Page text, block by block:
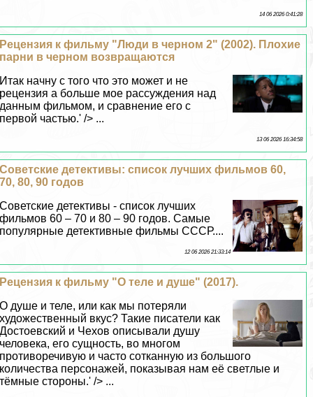
14 06 2026 0:41:28
Рецензия к фильму "Люди в черном 2" (2002). Плохие
парни в черном возвращаются
Итак начну с того что это может и не
рецензия а больше мое рассуждения над
данным фильмом, и сравнение его с
первой частью.' /> ...
13 06 2026 16:34:58
Советские детективы: список лучших фильмов 60,
70, 80, 90 годов
Советские детективы - список лучших
фильмов 60 – 70 и 80 – 90 годов. Самые
популярные детективные фильмы СССР....
12 06 2026 21:33:14
Рецензия к фильму "О теле и душе" (2017).
О душе и теле, или как мы потеряли
художественный вкус? Такие писатели как
Достоевский и Чехов описывали душу
человека, его сущность, во многом
противоречивую и часто сотканную из большого
количества персонажей, показывая нам её светлые и
тёмные стороны.' /> ...